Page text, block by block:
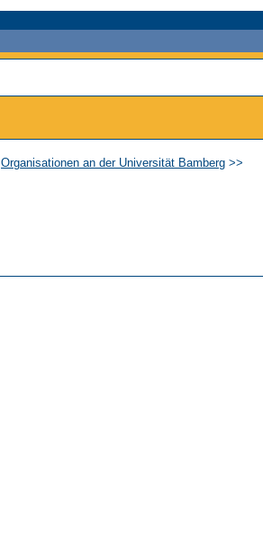
Organisationen an der Universität Bamberg >>